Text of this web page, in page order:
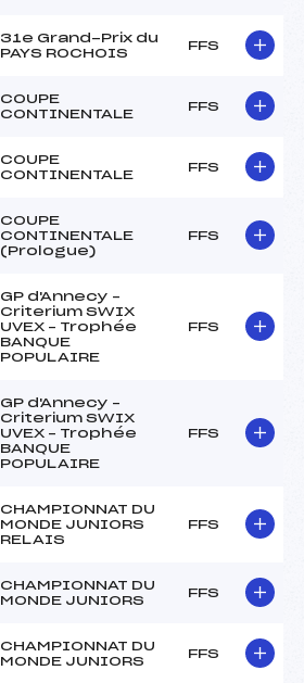
31e Grand-Prix du
PAYS ROCHOIS
FFS
COUPE
CONTINENTALE
FFS
COUPE
CONTINENTALE
FFS
COUPE
CONTINENTALE
(Prologue)
FFS
GP d'Annecy –
Criterium SWIX
UVEX – Trophée
BANQUE
POPULAIRE
FFS
GP d'Annecy –
Criterium SWIX
UVEX – Trophée
BANQUE
POPULAIRE
FFS
CHAMPIONNAT DU
MONDE JUNIORS
RELAIS
FFS
CHAMPIONNAT DU
MONDE JUNIORS
FFS
CHAMPIONNAT DU
MONDE JUNIORS
FFS